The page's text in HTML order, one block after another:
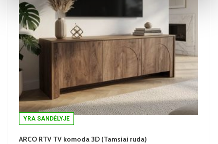
YRA SANDĖLYJE
ARCO RTV TV komoda 3D (Tamsiai ruda)